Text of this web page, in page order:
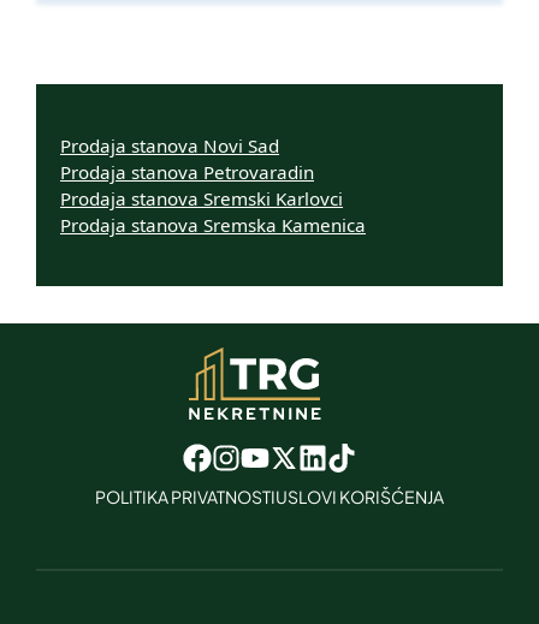
Prodaja stanova Novi Sad
Prodaja stanova Petrovaradin
Prodaja stanova Sremski Karlovci
Prodaja stanova Sremska Kamenica
POLITIKA PRIVATNOSTIUSLOVI KORIŠĆENJA